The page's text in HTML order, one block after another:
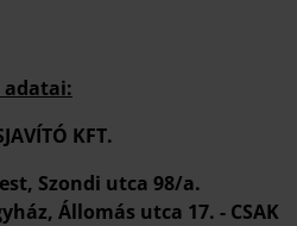
adatai:
KFT.
Szondi utca 98/a.
Állomás utca 17. - CSAK